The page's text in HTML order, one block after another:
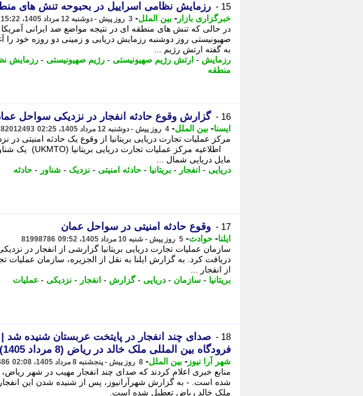
15 - رزمایش نظامی اسراییل در بحبوحه تنش های
خبرگزاری بازار - بین الملل- 3 روز پیش - دوشنبه 12 مرداد 1405، 15:22
در حالی که تنش های منطقه ای در نتیجه مواضع ضد ایرانی آمریکا
صهیونیستی روز دوشنبه رزمایش دریایی و زمینی دو روزه خود را
به گفته ارتش رژیم ...
رزمایش - ارتش رژیم صهیونیستی - رژیم صهیونیستی - رزمایش
منطقه
16 - گزارش وقوع حادثه انفجار در نزدیکی سواحل
ایسنا- بین الملل- 4 روز پیش - دوشنبه 12 مرداد 1405، 02:25 82012493
مرکز عملیات تجارت دریایی بریتانیا از وقوع یک حادثه امنیتی در
مایل دریایی شمال ...
دریایی - انفجار - بریتانیا - حادثه امنیتی - نزدیک - شناور - حادثه
17 - وقوع حادثه امنیتی در سواحل عمان
ایلنا- حوادث- 5 روز پیش - شنبه 10 مرداد 1405، 09:52 81998786
سازمان عملیات تجارت دریایی بریتانیا گزارشی از انفجار در
دریافت کرد. به گزارش ایلنا به نقل از الجزیره، سازمان عملیات
از انفجار ...
بریتانیا - سازمان - دریایی -گزارش - انفجار - نزدیکی - عملیات
18 -
صدای چند انفجار در پایتخت عربستان شنیده شد |
فرودگاه بین المللی ملک خالد در ریاض (8 مرداد 1405)
شهر آرا نیوز - بین الملل- 8 روز پیش - پنجشنبه 8 مرداد 1405، 02:08
منابع خبری اعلام کردند که صدای چند انفجار مهیب در شهر ریاض،
شده است. - به گزارش شهرآرانیوز، پس از شنیده شدن این
ملک خالد ریاض تعطیل شده است.